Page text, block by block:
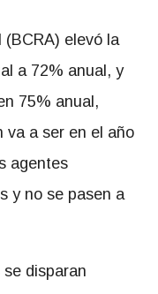
(BCRA) elevó la
a 72% anual, y
75% anual,
va a ser en el año
agentes
y no se pasen a